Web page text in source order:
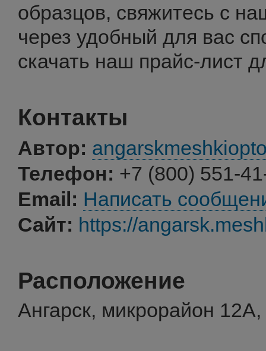
образцов, свяжитесь с
через удобный для вас
скачать наш прайс-лист
Контакты
Автор:
Телефон: +7 (800) 551-
Email: Написать
Сайт: https://
Расположение
Ангарск, микрорайон 12А,